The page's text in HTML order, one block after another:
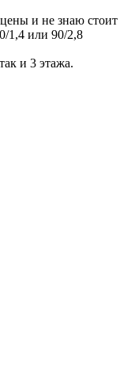
и не знаю стоит
1,4 или 90/2,8
и 3 этажа.